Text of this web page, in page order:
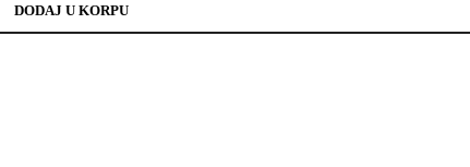
DODAJ U KORPU